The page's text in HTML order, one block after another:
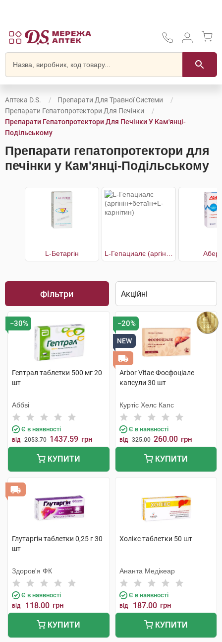
Аптека D.S.
Препарати Для Травної Системи
Препарати Гепатопротектори Для Печінки
Препарати Гепатопротектори Для Печінки У Кам'янці-
Подільському
Препарати гепатопротектори для
печінки у Кам'янці-Подільському
L-Бетаргін
Фільтри
−30%
Гептрал таблетки 500 мг 20
шт
Аббві
Є в наявності
від 2053.70 1437.59 грн
КУПИТИ
−20%
NEW
Arbor Vitae Фосфоціале
капсули 30 шт
Куртіс Хелс Капс
Є в наявності
від 325.00 260.00 грн
КУПИТИ
Глутаргін таблетки 0,25 г 30
шт
Здоров'я ФК
Є в наявності
від 118.00 грн
КУПИТИ
Холікс таблетки 50 шт
Ананта Медікеар
Є в наявності
від 187.00 грн
КУПИТИ